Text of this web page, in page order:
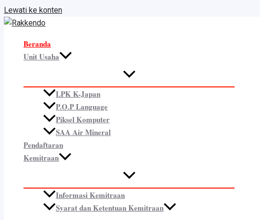
Lewati ke konten
Beranda
Unit Usaha
LPK K-Japan
P.O.P Language
Piksel Komputer
SAA Air Mineral
Pendaftaran
Kemitraan
Informasi Kemitraan
Syarat dan Ketentuan Kemitraan